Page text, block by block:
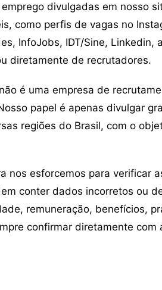
divulgadas em nosso
como perfis de vagas no
InfoJobs, IDT/Sine,
diretamente de recrutadores.
é uma empresa de
papel é apenas divulgar
regiões do Brasil, com o
nos esforcemos para verificar
conter dados incorretos ou
remuneração, benefícios,
confirmar diretamente